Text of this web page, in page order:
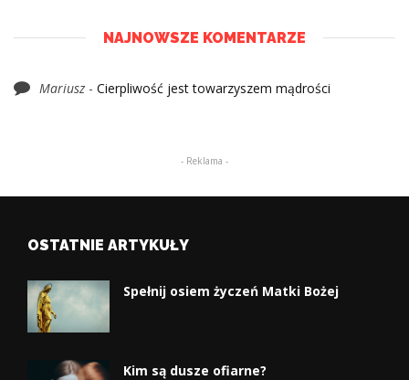
NAJNOWSZE KOMENTARZE
Mariusz - Cierpliwość jest towarzyszem mądrości
- Reklama -
OSTATNIE ARTYKUŁY
Spełnij osiem życzeń Matki Bożej
Kim są dusze ofiarne?